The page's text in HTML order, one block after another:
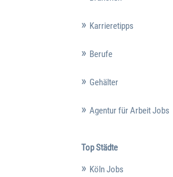
Karrieretipps
Berufe
Gehälter
Agentur für Arbeit Jobs
Top Städte
Köln Jobs